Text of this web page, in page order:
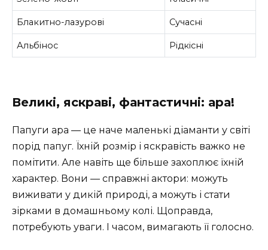
Блакитно-лазурові Сучасні
Альбінос Рідкісні
Великі, яскраві, фантастичні: ара!
Папуги ара — це наче маленькі діаманти у світі
порід папуг. Їхній розмір і яскравість важко не
помітити. Але навіть ще більше захоплює їхній
характер. Вони — справжні актори: можуть
виживати у дикій природі, а можуть і стати
зірками в домашньому колі. Щоправда,
потребують уваги. І часом, вимагають її голосно.